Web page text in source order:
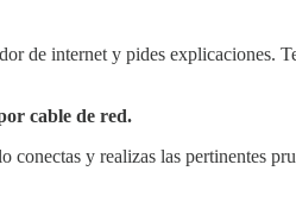
de internet y pides explicaciones.
cable de red.
conectas y realizas las pertinentes